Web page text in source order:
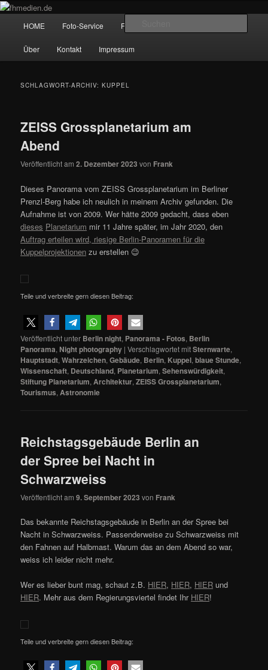
Zum
springen
Zum
springenfhmedien.de
Wir fotografieren die Hauptstadt!
HOME Foto-Service Foto-Workshops
Über Kontakt Impressum
SCHLAGWORT-ARCHIV:KUPPEL
ZEISS Grossplanetarium am
Abend
Veröffentlicht am2. Dezember 2023 von Frank
Dieses Panorama vom ZEISS Grossplanetarium im Berliner
Prenzl-Berg habe ich neulich in meinem Archiv gefunden. Die
Aufnahme ist von 2009. Wer hätte 2009 gedacht, dass eben
dieses Planetarium mir 11 Jahre später, im Jahr 2020, den
Auftrag erteilen wird, riesige Berlin-Panoramen für die
Kuppelprojektionen zu erstellen 😉
Teile und verbreite gern diesen Beitrag:
Veröffentlicht unter Berlin night, Panorama - Fotos, Berlin
Panorama, Night photography |Verschlagwortet mitSternwarte,
Hauptstadt,Wahrzeichen,Gebäude, Berlin, Kuppel,blaue Stunde,
Wissenschaft, Deutschland, Planetarium,Sehenswürdigkeit,
Stiftung Planetarium, Architektur,ZEISS Grossplanetarium,
Tourismus, Astronomie
Reichstagsgebäude Berlin an
der Spree bei Nacht in
Schwarzweiss
Veröffentlicht am9. September 2023 von Frank
Das bekannte Reichstagsgebäude in Berlin an der Spree bei
Nacht in Schwarzweiss. Passenderweise zu Schwarzweiss mit
den Fahnen auf Halbmast. Warum das an dem Abend so war,
weiss ich leider nicht mehr.
Wer es lieber bunt mag, schaut z.B. HIER, HIER, HIER und
HIER. Mehr aus dem Regierungsviertel findet Ihr HIER!
Teile und verbreite gern diesen Beitrag: